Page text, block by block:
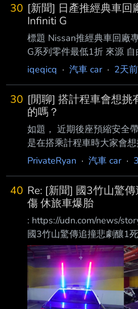
30 [新聞] 日產推經典車回
Infiniti G
標題 Nissan推經典車回廠
G系列零件最低1折 來源 自
https://auto.ltn.com.tw/
Nissan Nissan在台深耕68
車款，其中以搭載V6引擎
性，至 今仍有不少車主持
助經典車維持最佳車況，裕
典 車老朋友專案」，即日
Nissan CEFIRO以及Infinit
iqeqicq · 汽車 car· 2天前
30 [閒聊] 搭計程車會想挑
的嗎？
如題， 近期後座預縮安全
是在搭乘計程車時大家會
還是乾脆直接坐副駕好了？
項之外，應再增加後 座預
會更安全？ 有沒有安全帶
-
PrivateRyan · 汽車 car·
40 Re: [新聞] 國3竹山驚
傷 休旅車爆胎
: https://udn.com/news/
國3竹山驚傳追撞悲劇釀1
線遭撞婦人傷重亡 :
／ 記者 : 江良誠／南投即
240.2公里南投竹山路段，
禍！1輛休旅車疑因爆胎停
車輛疑未注意前方狀況追